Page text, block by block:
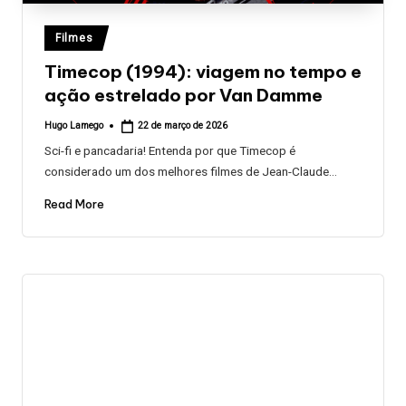
Posted
in
Filmes
Timecop (1994): viagem no tempo e
ação estrelado por Van Damme
Posted
Hugo Lamego 22 de março de 2026
Sci-fi e pancadaria! Entenda por que Timecop é
considerado um dos melhores filmes de Jean-Claude…
Read More